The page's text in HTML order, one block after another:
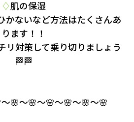
♢肌の保湿
かないなど方法はたくさんあ
ります！！
リ対策して乗り切りましょう
🏁🏁
🌸～🌸～🌸～🌸～🌸～🌸